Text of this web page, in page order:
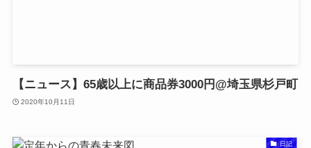
【ニュース】65歳以上に商品券3000円@埼玉県杉戸町
2020年10月11日
日記